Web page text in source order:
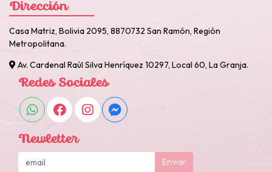
Dirección
Casa Matriz, Bolivia 2095, 8870732 San Ramón, Región
Metropolitana.
Av. Cardenal Raúl Silva Henríquez 10297, Local 60, La Granja.
Redes Sociales
Newletter
Enviar